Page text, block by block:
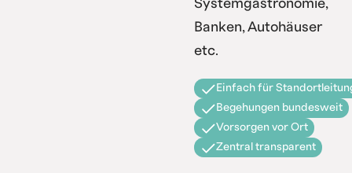
Systemgastronomie,
Banken, Autohäuser
etc.
Einfach für
Begehungen bundesweit
Vorsorgen vor Ort
Zentral transparent